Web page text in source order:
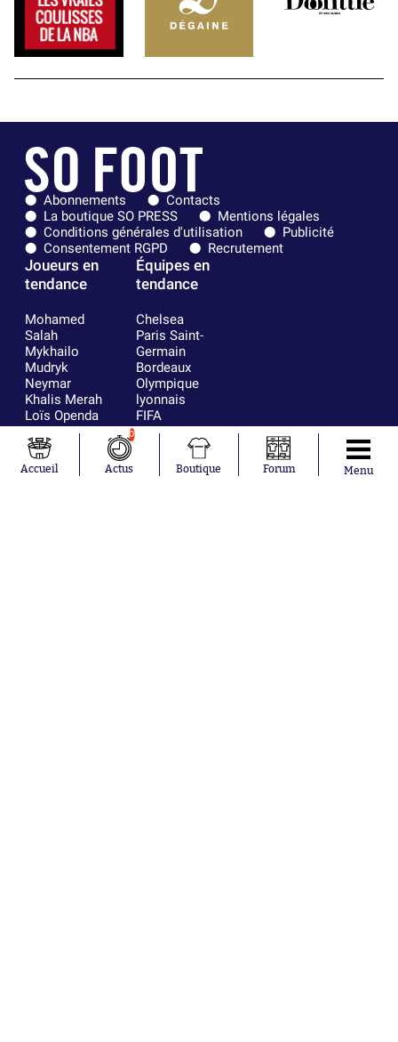
Abonnements
Contacts
La boutique SO PRESS
Mentions légales
Conditions générales d'utilisation
Publicité
Consentement RGPD
Recrutement
Joueurs en
tendance
Mohamed
Salah
Mykhailo
Mudryk
Neymar
Khalis Merah
Loïs Openda
Moussa
Niakhaté
Nicolás
Tagliafico
Équipes en
tendance
Chelsea
Paris Saint-
Germain
Bordeaux
Olympique
lyonnais
FIFA
Real Madrid
RC Strasbourg
AC Milan
France
Accueil
0
Actus Boutique Forum Menu